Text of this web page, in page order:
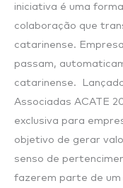
iniciativa é uma
colaboração que
catarinense.
passam,
catarinense.
Associadas ACATE
exclusiva para
objetivo de gerar
senso de
fazerem parte de um